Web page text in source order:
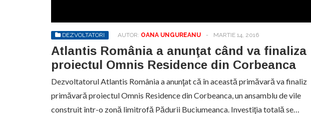
DEZVOLTATORI AUTOR: OANA UNGUREANU - MARTIE 14, 2016
Atlantis România a anunţat când va finaliza
proiectul Omnis Residence din Corbeanca
Dezvoltatorul Atlantis România a anunţat că în această primăvară va finaliz
primăvară proiectul Omnis Residence din Corbeanca, un ansamblu de vile
construit într-o zonă limitrofă Pădurii Buciumeanca. Investiţia totală se…
programată pentru vara
anului 2027